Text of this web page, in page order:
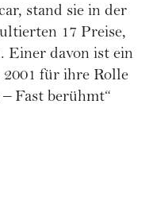
stand sie in der
17 Preise,
Einer davon ist ein
für ihre Rolle
Fast berühmt“